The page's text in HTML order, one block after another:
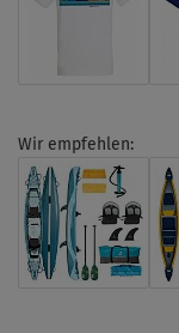
Wir empfehlen: